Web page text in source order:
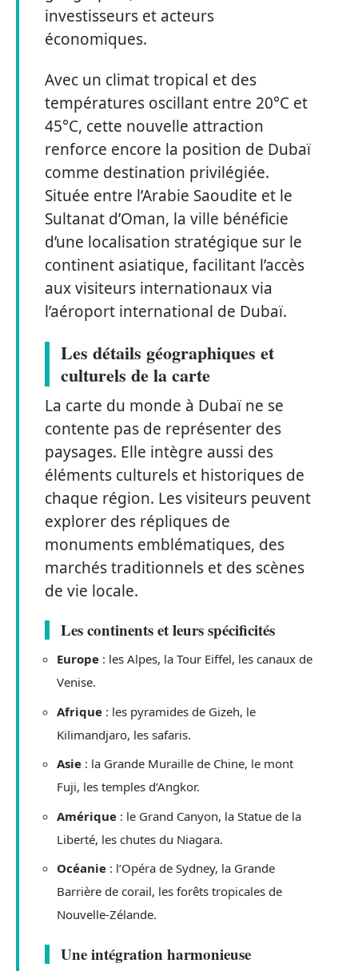
investisseurs et acteurs
économiques.
Avec un climat tropical et des
températures oscillant entre 20°C et
45°C, cette nouvelle attraction
renforce encore la position de Dubaï
comme destination privilégiée.
Située entre l’Arabie Saoudite et le
Sultanat d’Oman, la ville bénéficie
d’une localisation stratégique sur le
continent asiatique, facilitant l’accès
aux visiteurs internationaux via
l’aéroport international de Dubaï.
Les détails géographiques et
culturels de la carte
La carte du monde à Dubaï ne se
contente pas de représenter des
paysages. Elle intègre aussi des
éléments culturels et historiques de
chaque région. Les visiteurs peuvent
explorer des répliques de
monuments emblématiques, des
marchés traditionnels et des scènes
de vie locale.
Les continents et leurs spécificités
Europe : les Alpes, la Tour Eiffel, les canaux de
Venise.
Afrique : les pyramides de Gizeh, le
Kilimandjaro, les safaris.
Asie : la Grande Muraille de Chine, le mont
Fuji, les temples d’Angkor.
Amérique : le Grand Canyon, la Statue de la
Liberté, les chutes du Niagara.
Océanie : l’Opéra de Sydney, la Grande
Barrière de corail, les forêts tropicales de
Nouvelle-Zélande.
Une intégration harmonieuse